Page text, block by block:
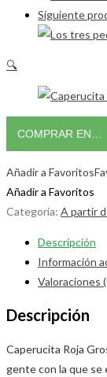
Siguiente
🔍
COMPRAR EN…
Añadir a Favoritos
Añadir a Favoritos
Categoría: A partir
Descripción
Información
Valoraciones
Descripción
Caperucita Roja
gente con la que se